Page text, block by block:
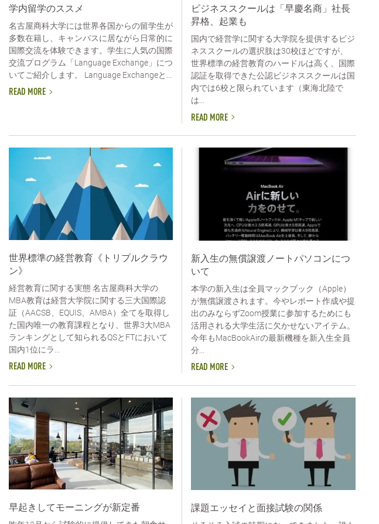
学内留学のススメ
名古屋商科大学には世界各国からの留学生が
多数在籍し、キャンパスに居ながら日常的に
国際交流を体験できます。学生に人気の国際
交流プログラム「Language Exchange」につ
いてご紹介します。 Language Exchangeと...
READ MORE
ビジネススクールは「早慶名商」社長
昇格、起業も
国内で経営学に関する大学院を提供するビジ
ネススクールの選択肢は30校ほどですが、
世界標準の経営教育のハードルは高く、国際
認証を取得できた公認ビジネススクールは国
内では6校と限られています（東海北陸で
は...
READ MORE
世界標準の経営教育《トリプルクラウ
ン》
経営教育に関する実態 名古屋商科大学の
MBA教育は経営大学院に関する三大国際認
証（AACSB、EQUIS、AMBA）全てを取得し
た国内唯一の教育課程となり、世界3大MBA
ランキングとして知られるQSとFTにおいて
国内1位にラ...
READ MORE
新入生の無償譲渡ノートパソコンにつ
いて
本学の新入生は全員マックブック（Apple）
が無償譲渡されます。今やレポート作成や提
出のみならずZoom授業に参加するためにも
活用される大学生活に欠かせないアイテム。
今年もMacBookAirの最新機種を新入生全員
分...
READ MORE
早起きしてモーニングが新定番 課題エッセイと面接試験の関係